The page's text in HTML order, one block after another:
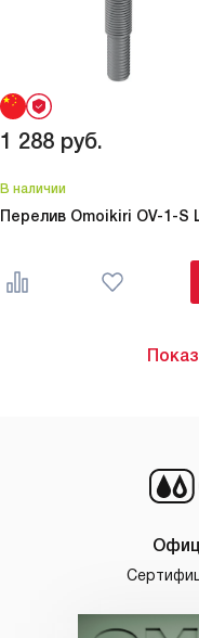
1 288 руб.
В наличии
Перелив Omoikiri OV-1-S